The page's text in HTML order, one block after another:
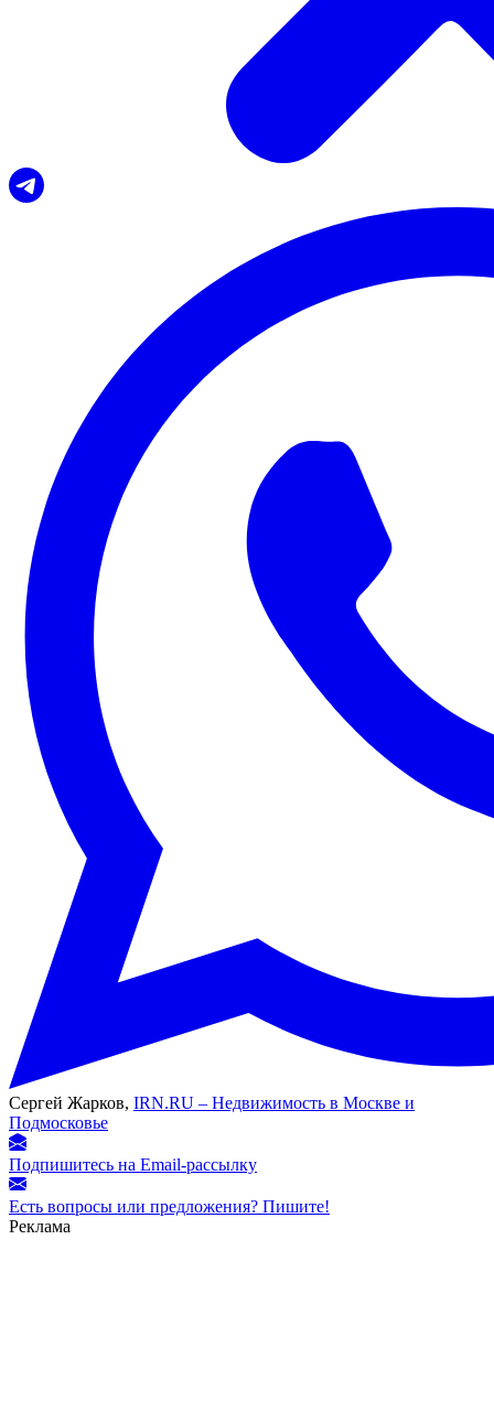
Сергей Жарков, IRN.RU – Недвижимость в Москве и
Подмосковье
Подпишитесь на Email-рассылку
Есть вопросы или предложения? Пишите!
Реклама